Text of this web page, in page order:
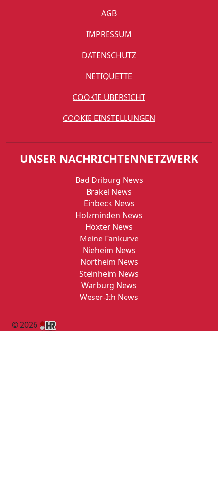
AGB
IMPRESSUM
DATENSCHUTZ
NETIQUETTE
COOKIE ÜBERSICHT
COOKIE EINSTELLUNGEN
UNSER NACHRICHTENNETZWERK
Bad Driburg News
Brakel News
Einbeck News
Holzminden News
Höxter News
Meine Fankurve
Nieheim News
Northeim News
Steinheim News
Warburg News
Weser-Ith News
© 2026